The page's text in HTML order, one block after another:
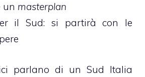
un masterplan
il Sud: si partirà con le
parlano di un Sud Italia